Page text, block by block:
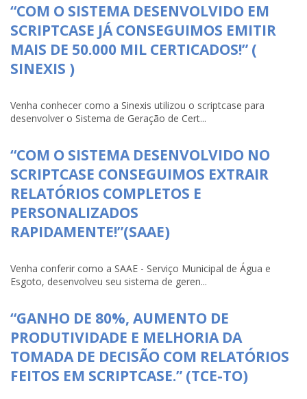
“COM O SISTEMA DESENVOLVIDO EM
SCRIPTCASE JÁ CONSEGUIMOS EMITIR
MAIS DE 50.000 MIL CERTICADOS!” (
SINEXIS )
Venha conhecer como a Sinexis utilizou o scriptcase para
desenvolver o Sistema de Geração de Cert...
“COM O SISTEMA DESENVOLVIDO NO
SCRIPTCASE CONSEGUIMOS EXTRAIR
RELATÓRIOS COMPLETOS E
PERSONALIZADOS
RAPIDAMENTE!”(SAAE)
Venha conferir como a SAAE - Serviço Municipal de Água e
Esgoto, desenvolveu seu sistema de geren...
“GANHO DE 80%, AUMENTO DE
PRODUTIVIDADE E MELHORIA DA
TOMADA DE DECISÃO COM RELATÓRIOS
FEITOS EM SCRIPTCASE.” (TCE-TO)